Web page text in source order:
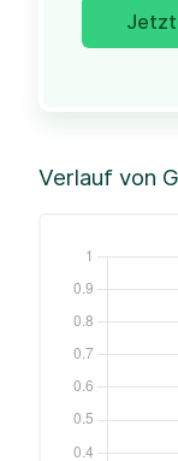
Jetzt
Verlauf von